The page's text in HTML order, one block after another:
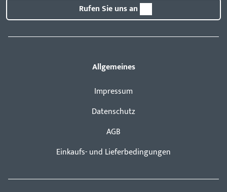
Rufen Sie uns an
Allgemeines
Impressum
Datenschutz
AGB
Einkaufs- und Lieferbedingungen